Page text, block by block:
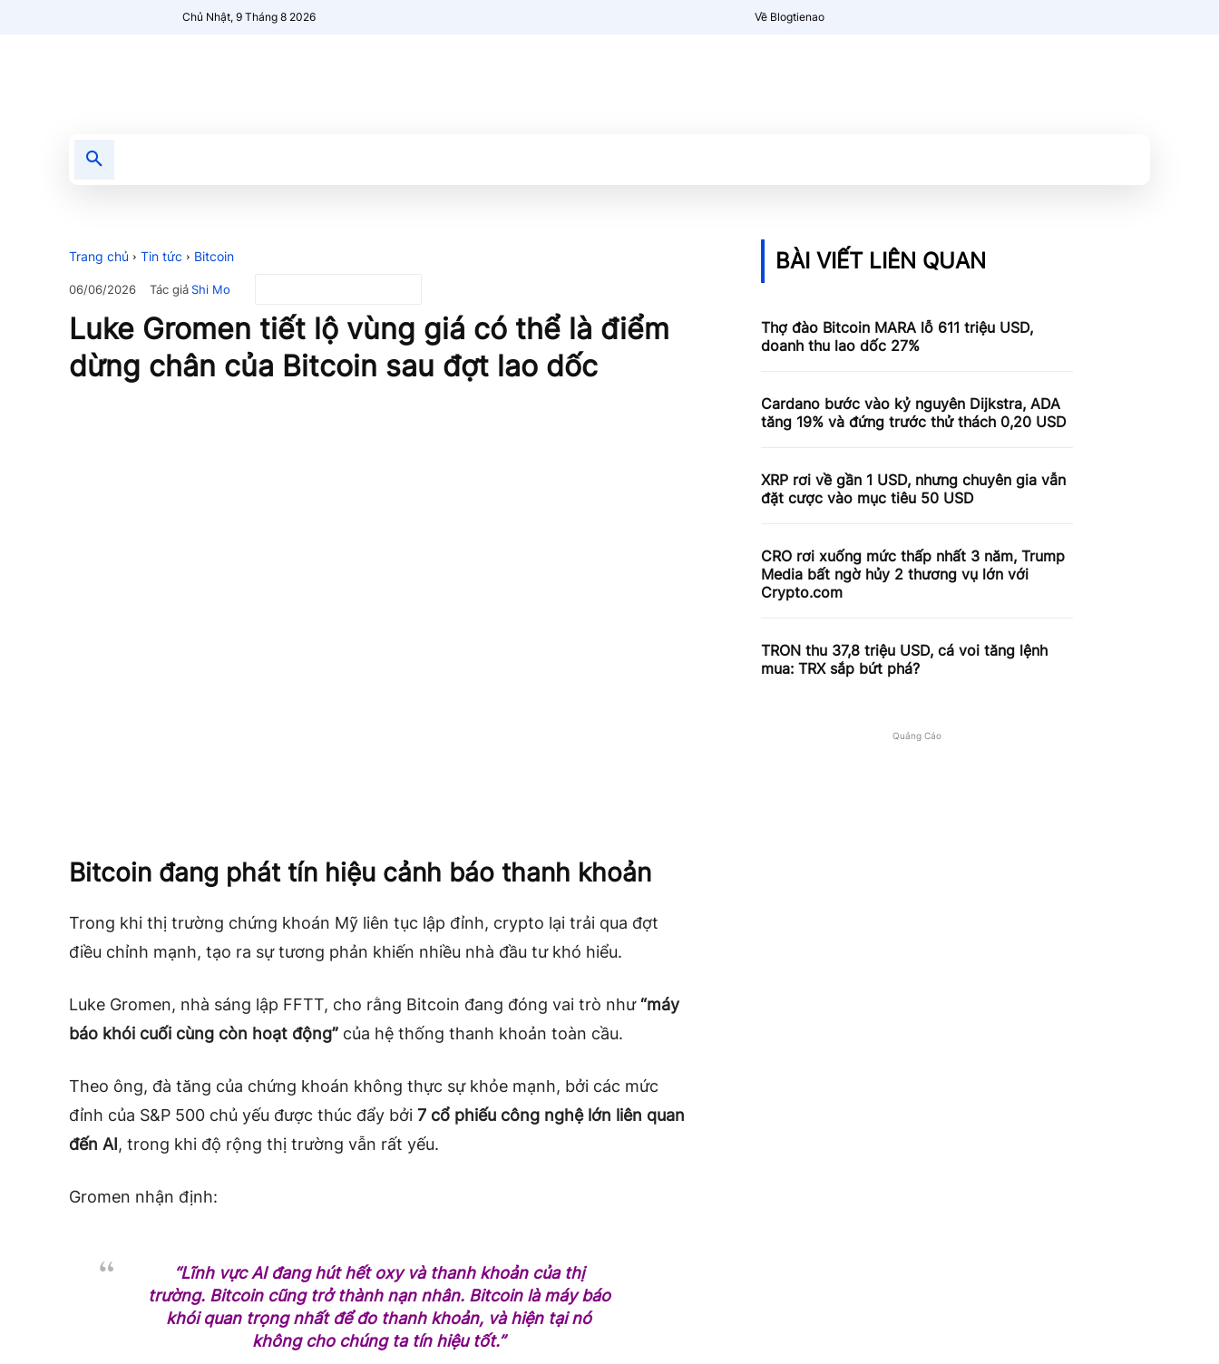
Chủ Nhật, 9 Tháng 8 2026 Về Blogtienao
Trang chủ Tin tức Bitcoin
06/06/2026 Tác giảShi Mo
Luke Gromen tiết lộ vùng giá có thể là điểm
dừng chân của Bitcoin sau đợt lao dốc
Bitcoin đang phát tín hiệu cảnh báo thanh khoản
Trong khi thị trường chứng khoán Mỹ liên tục lập đỉnh, crypto lại trải qua đợt
điều chỉnh mạnh, tạo ra sự tương phản khiến nhiều nhà đầu tư khó hiểu.
Luke Gromen, nhà sáng lập FFTT, cho rằng Bitcoin đang đóng vai trò như“máy
báo khói cuối cùng còn hoạt động” của hệ thống thanh khoản toàn cầu.
Theo ông, đà tăng của chứng khoán không thực sự khỏe mạnh, bởi các mức
đỉnh của S&P 500 chủ yếu được thúc đẩy bởi 7 cổ phiếu công nghệ lớn liên quan
đến AI, trong khi độ rộng thị trường vẫn rất yếu.
Gromen nhận định:
“Lĩnh vực AI đang hút hết oxy và thanh khoản của thị
trường. Bitcoin cũng trở thành nạn nhân. Bitcoin là máy báo
khói quan trọng nhất để đo thanh khoản, và hiện tại nó
không cho chúng ta tín hiệu tốt.”
BÀI VIẾT LIÊN QUAN
Thợ đào Bitcoin MARA lỗ 611 triệu USD,
doanh thu lao dốc 27%
Cardano bước vào kỷ nguyên Dijkstra, ADA
tăng 19% và đứng trước thử thách 0,20 USD
XRP rơi về gần 1 USD, nhưng chuyên gia vẫn
đặt cược vào mục tiêu 50 USD
CRO rơi xuống mức thấp nhất 3 năm, Trump
Media bất ngờ hủy 2 thương vụ lớn với
Crypto.com
TRON thu 37,8 triệu USD, cá voi tăng lệnh
mua: TRX sắp bứt phá?
Quảng Cáo